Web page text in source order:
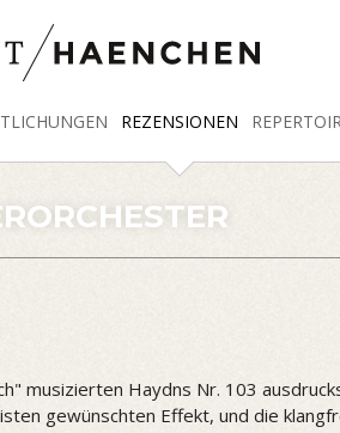
REZENSIONEN
musizierten Haydns Nr. 103
gewünschten Effekt, und die